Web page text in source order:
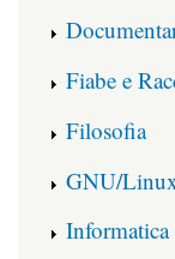
Fiabe e
Filosofia
GNU/
Informatica